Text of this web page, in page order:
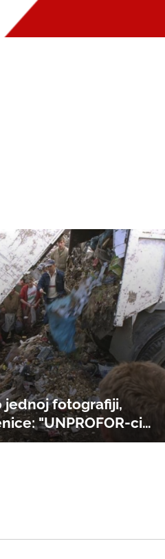
jednoj fotografiji,
"UNPROFOR-ci
žena i djeca borili za